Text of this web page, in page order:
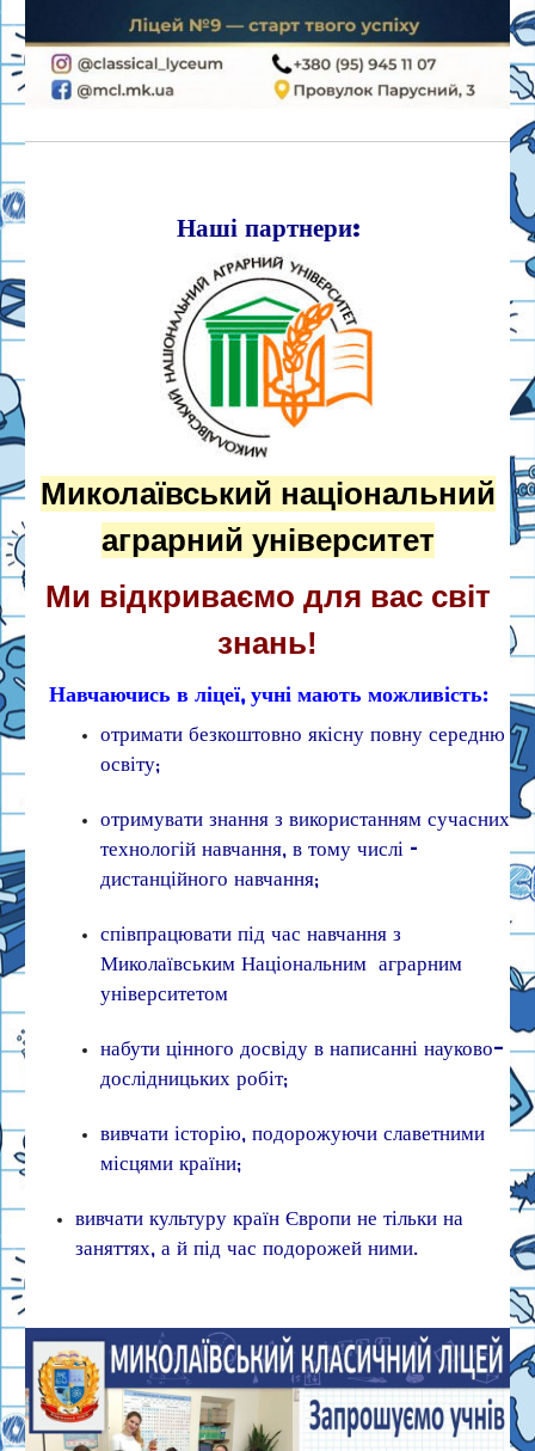
Наші партнери:
Миколаївський національний
аграрний університет
Ми відкриваємо для вас світ
знань!
Навчаючись в ліцеї, учні мають можливість:
отримати безкоштовно якісну повну середню
освіту;
отримувати знання з використанням сучасних
технологій навчання, в тому числі –
дистанційного навчання;
співпрацювати під час навчання з
Миколаївським Національним аграрним
університетом
набути цінного досвіду в написанні науково-
дослідницьких робіт;
вивчати історію, подорожуючи славетними
місцями країни;
вивчати культуру країн Європи не тільки на
заняттях, а й під час подорожей ними.